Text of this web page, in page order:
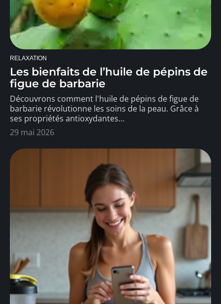
RELAXATION
Les bienfaits de l’huile de pépins de
figue de barbarie
Découvrons comment l'huile de pépins de figue de
barbarie révolutionne les soins de la peau. Grâce à
ses propriétés antioxydantes…
29 mai 2026